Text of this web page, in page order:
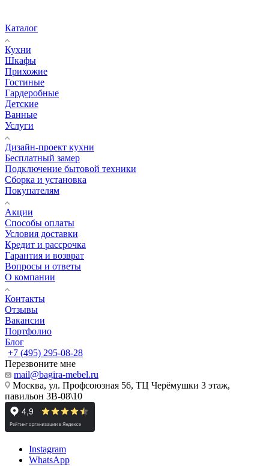
Каталог
Кухни
Шкафы
Прихожие
Гостиные
Гардеробные
Детские
Ванные
Услуги
Дизайн-проект кухни
Бесплатный замер
Подключение бытовой техники
Сборка и установка
Покупателям
Акции
Способы оплаты
Условия доставки
Кредит и рассрочка
Гарантия и возврат
Вопросы и ответы
О компании
Контакты
Отзывы
Вакансии
Портфолио
Блог
+7 (495) 295-08-28
Перезвоните мне
mail@bagira-mebel.ru
Москва, ул. Профсоюзная 56, ТЦ Черёмушки 3 этаж,
павильон 3В-08\10
Instagram
WhatsApp